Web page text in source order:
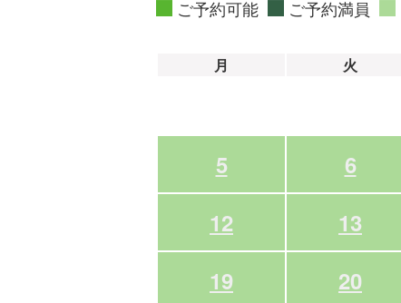
ご予約可能 ご予約満員
月 火
5
6
12
13
19
20